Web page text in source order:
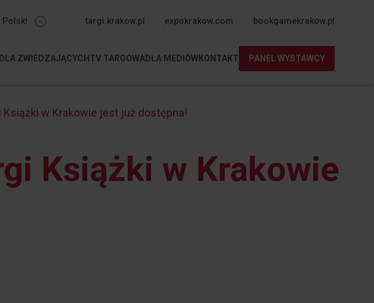
Polski menu-gorne-expo
targi.krakow.pl expokrakow.com bookgamekrakow.pl
DLA ZWIEDZAJĄCYCH TV TARGOWADLA MEDIÓWKONTAKT PANEL WYSTAWCY
Książki w Krakowie jest już dostępna!
Książki w Krakowie